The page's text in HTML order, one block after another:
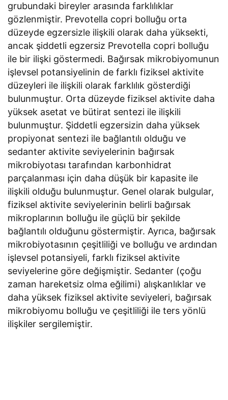
grubundaki bireyler arasında farklılıklar
gözlenmiştir. Prevotella copri bolluğu orta
düzeyde egzersizle ilişkili olarak daha yüksekti,
ancak şiddetli egzersiz Prevotella copri bolluğu
ile bir ilişki göstermedi. Bağırsak mikrobiyomunun
işlevsel potansiyelinin de farklı fiziksel aktivite
düzeyleri ile ilişkili olarak farklılık gösterdiği
bulunmuştur. Orta düzeyde fiziksel aktivite daha
yüksek asetat ve bütirat sentezi ile ilişkili
bulunmuştur. Şiddetli egzersizin daha yüksek
propiyonat sentezi ile bağlantılı olduğu ve
sedanter aktivite seviyelerinin bağırsak
mikrobiyotası tarafından karbonhidrat
parçalanması için daha düşük bir kapasite ile
ilişkili olduğu bulunmuştur. Genel olarak bulgular,
fiziksel aktivite seviyelerinin belirli bağırsak
mikroplarının bolluğu ile güçlü bir şekilde
bağlantılı olduğunu göstermiştir. Ayrıca, bağırsak
mikrobiyotasının çeşitliliği ve bolluğu ve ardından
işlevsel potansiyeli, farklı fiziksel aktivite
seviyelerine göre değişmiştir. Sedanter (çoğu
zaman hareketsiz olma eğilimi) alışkanlıklar ve
daha yüksek fiziksel aktivite seviyeleri, bağırsak
mikrobiyomu bolluğu ve çeşitliliği ile ters yönlü
ilişkiler sergilemiştir.